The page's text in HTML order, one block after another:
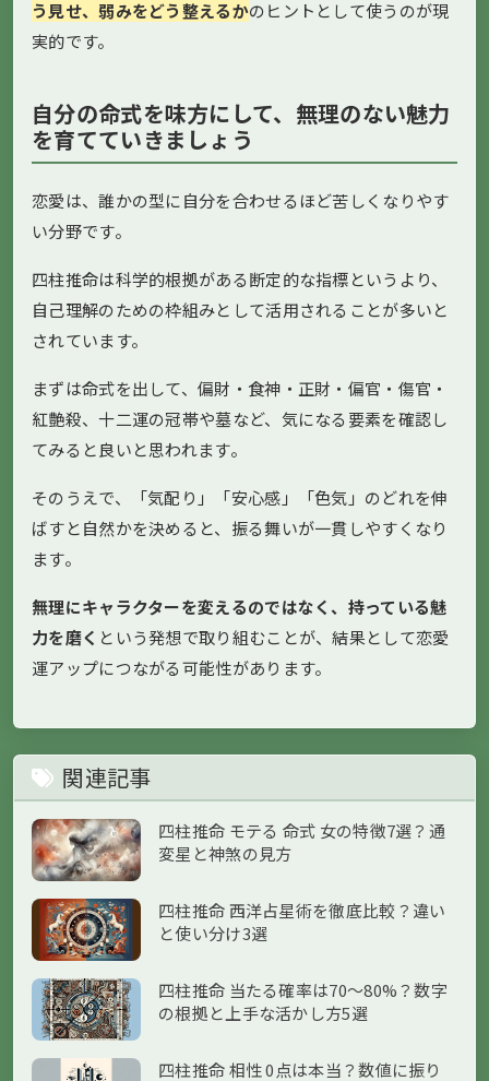
う見せ、弱みをどう整えるかのヒントとして使うのが現
実的です。
自分の命式を味方にして、無理のない魅力
を育てていきましょう
恋愛は、誰かの型に自分を合わせるほど苦しくなりやす
い分野です。
四柱推命は科学的根拠がある断定的な指標というより、
自己理解のための枠組みとして活用されることが多いと
されています。
まずは命式を出して、偏財・食神・正財・偏官・傷官・
紅艶殺、十二運の冠帯や墓など、気になる要素を確認し
てみると良いと思われます。
そのうえで、「気配り」「安心感」「色気」のどれを伸
ばすと自然かを決めると、振る舞いが一貫しやすくなり
ます。
無理にキャラクターを変えるのではなく、持っている魅
力を磨く という発想で取り組むことが、結果として恋愛
運アップにつながる可能性があります。
関連記事
四柱推命 モテる 命式 女の特徴7選？通
変星と神煞の見方
四柱推命 西洋占星術を徹底比較？違い
と使い分け3選
四柱推命 当たる確率は70〜80%？数字
の根拠と上手な活かし方5選
四柱推命 相性 0点は本当？数値に振り